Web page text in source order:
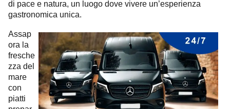
di pace e natura, un luogo dove vivere un’esperienza
gastronomica unica.
Assap
ora la
fresche
zza del
mare
con
piatti